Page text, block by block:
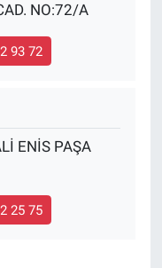
NO:72/A
93 72
ENİS PAŞA
25 75